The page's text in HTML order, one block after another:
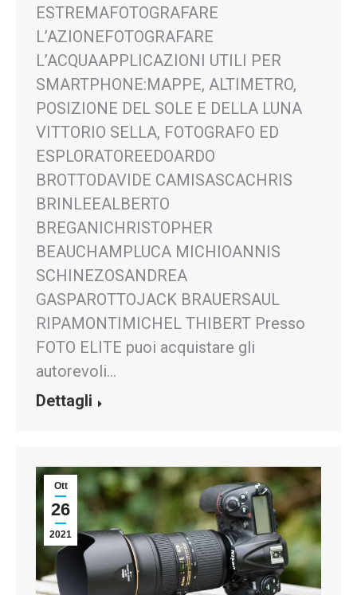
ESTREMAFOTOGRAFARE
L’AZIONEFOTOGRAFARE
L’ACQUAAPPLICAZIONI UTILI PER
SMARTPHONE:MAPPE, ALTIMETRO,
POSIZIONE DEL SOLE E DELLA LUNA
VITTORIO SELLA, FOTOGRAFO ED
ESPLORATOREEDOARDO
BROTTODAVIDE CAMISASCACHRIS
BRINLEEALBERTO
BREGANICHRISTOPHER
BEAUCHAMPLUCA MICHIOANNIS
SCHINEZOSANDREA
GASPAROTTOJACK BRAUERSAUL
RIPAMONTIMICHEL THIBERT Presso
FOTO ELITE puoi acquistare gli
autorevoli…
Dettagli
Ott
26
2021